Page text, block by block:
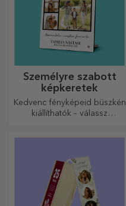
Személyre szabott
képkeretek
Kedvenc fényképeid büszkén
kiállíthatók – válassz